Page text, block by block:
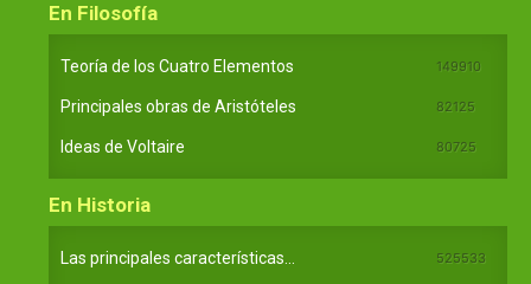
En Filosofía
Teoría de los Cuatro Elementos 149910
Principales obras de Aristóteles 82125
Ideas de Voltaire 80725
En Historia
Las principales características... 525533